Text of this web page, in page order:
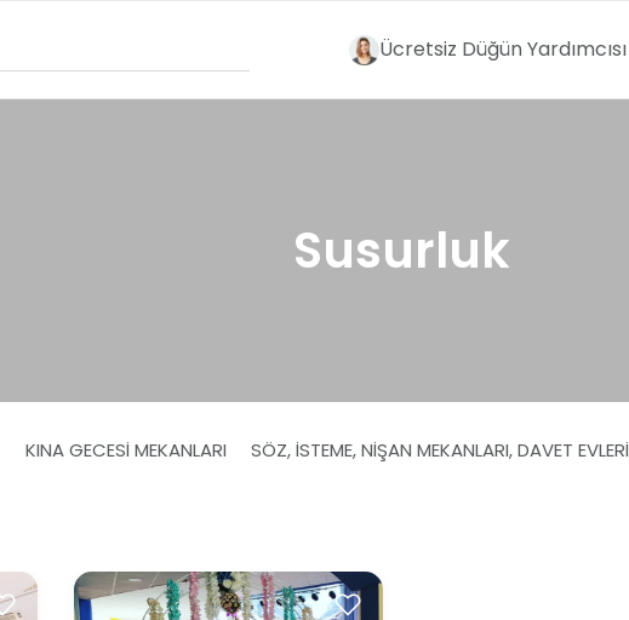
Ücretsiz Düğün Yardımcısı
Susurluk
KINA GECESI MEKANLARI SÖZ, İSTEME, NIŞAN MEKANLARI, DAVET EVLERI